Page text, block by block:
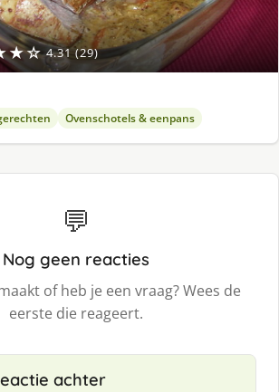
4.31 (29)
Ovenschotels & eenpans
💬
Nog geen reacties
of heb je een vraag? Wees de
eerste die reageert.
achter